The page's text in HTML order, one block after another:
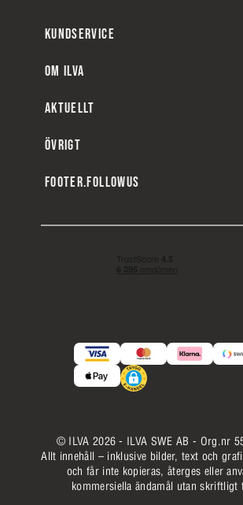
KUNDSERVICE
OM ILVA
AKTUELLT
ÖVRIGT
FOOTER.FOLLOWUS
© ILVA 2026 - ILVA SWE AB - Org.nr
Allt innehåll – inklusive bilder, text och
och får inte kopieras, återges eller
kommersiella ändamål utan skriftligt